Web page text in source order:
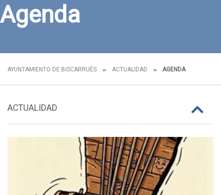
Agenda
AYUNTAMIENTO DE BISCARRUÉS ACTUALIDAD AGENDA
ACTUALIDAD